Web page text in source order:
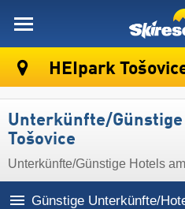
HEIpark
Unterkünfte/Günstige
Tošovice
Unterkünfte/Günstige Hotels am
Günstige Unterkünfte/